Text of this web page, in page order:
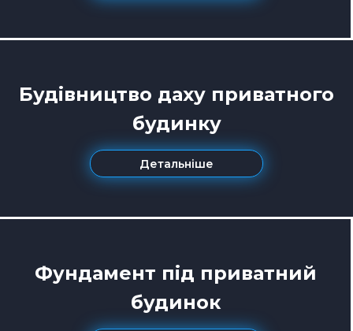
Будівництво даху приватного
будинку
Детальніше
Фундамент під приватний
будинок